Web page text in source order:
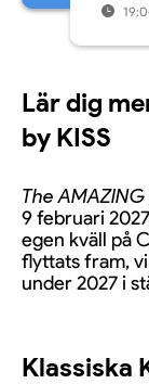
Lär dig
by KISS
The AMAZING
9 februari
egen kväll på
flyttats fram,
under 2027 i
Klassiska